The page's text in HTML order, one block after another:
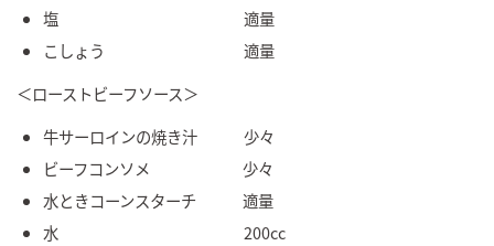
塩 適量
こしょう 適量
＜ローストビーフソース＞
牛サーロインの焼き汁 少々
ビーフコンソメ 少々
水ときコーンスターチ 適量
水 200cc